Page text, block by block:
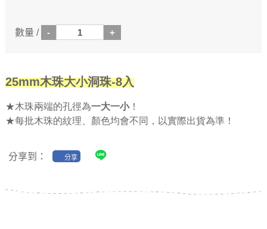
數量 /
25mm木珠大小洞珠-8入
★木珠兩端的孔徑為一大一小！
★每批木珠的紋理、顏色均會不同，以實際出貨為準！
分享到： 分享